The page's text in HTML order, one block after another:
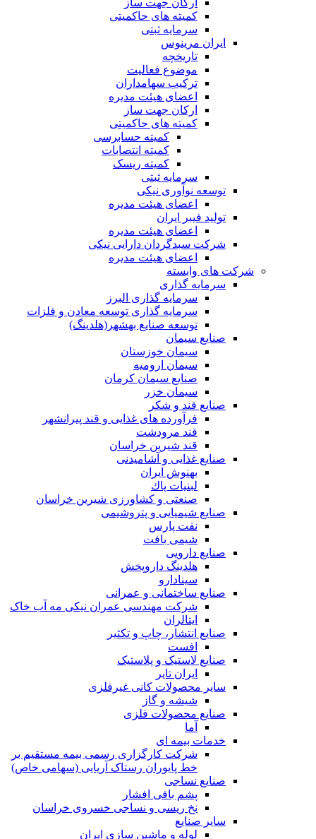
کمیته های حاکمیتی
سرمایه ثبتی
ایران مرینوس
تاریخچه
موضوع فعالیت
ترکیب سهامداران
اعضای هیئت مدیره
ارکان جهت ساز
کمیته های حاکمیتی
کمیته حسابرسی
کمیته انتصابات
کمیته ریسک
سرمایه ثبتی
توسعه نوآوری نیکی
اعضای هیئت مدیره
تولید فیبر ایران
اعضای هیئت مدیره
شرکت سبدگردان دارایی نیکی
اعضای هیئت مدیره
شرکت های وابسته
سرمایه گذاری
سرمایه گذاری البرز
سرمایه گذاری توسعه معادن و فلزات
توسعه‌ صنایع‌ بهشهر(هلدینگ)
صنایع سیمان
سیمان خوزستان
سیمان ارومیه
صنایع سیمان کرمان
سیمان خزر
صنایع قند و شکر
فرآورده های غذایی و قند پیرانشهر
قند مرودشت
قند شیرین خراسان
صنایع غذايی و آشاميدنی
بهنوش ایران
لبنيات پاك
صنعتی و کشاورزی شیرین خراسان
صنایع شیمیایی و پتروشیمی
نفت پارس
شیمی بافت
صنایع دارویی
هلدینگ داروپخش
سینادارو
صنایع ساختمانی و عمرانی
شرکت مهندسی عمران نیکی مه آب خاک
ایتالران
صنایع انتشار، چاپ و تکثير
افست
صنایع لاستیک و پلاستیک
ایران تایر
ساير محصولات كانی غيرفلزی
شیشه و گاز
صنایع محصولات فلزی
آما
خدمات بیمه ای
شرکت کارگزاری رسمی بیمه مستقیم بر
خط پایوران رستاک آریایی (سهامی خاص)
صنایع نساجی
پشم بافی افشار
نخ ریسی و نساجی خسروی خراسان
سایر صنایع
لوله و ماشین سازی ایران